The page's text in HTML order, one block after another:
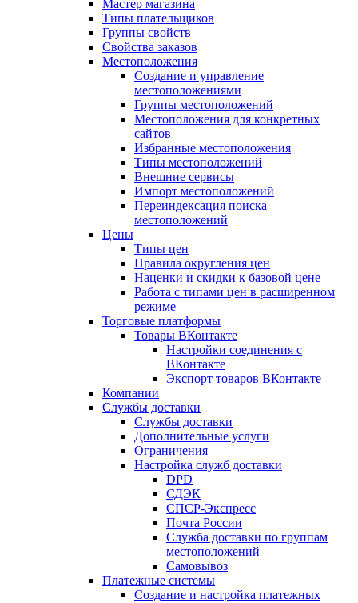
Мастер магазина
Типы плательщиков
Группы свойств
Свойства заказов
Местоположения
Создание и управление
местоположениями
Группы местоположений
Местоположения для конкретных
сайтов
Избранные местоположения
Типы местоположений
Внешние сервисы
Импорт местоположений
Переиндексация поиска
местоположений
Цены
Типы цен
Правила округления цен
Наценки и скидки к базовой цене
Работа с типами цен в расширенном
режиме
Торговые платформы
Товары ВКонтакте
Настройки соединения с
ВКонтакте
Экспорт товаров ВКонтакте
Компании
Службы доставки
Службы доставки
Дополнительные услуги
Ограничения
Настройка служб доставки
DPD
СДЭК
СПСР-Экспресс
Почта России
Служба доставки по группам
местоположений
Самовывоз
Платежные системы
Создание и настройка платежных